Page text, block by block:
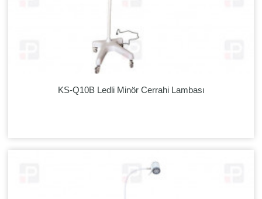
KS-Q10B Ledli Minör Cerrahi Lambası